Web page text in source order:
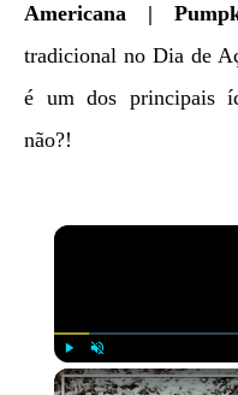
Americana |
tradicional no Dia de
é um dos principais
não?!
Play Unmute